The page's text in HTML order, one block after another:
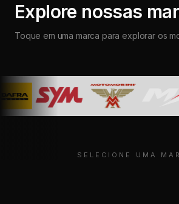
Explore nossas
Toque em uma marca para explorar os
SELECIONE UMA